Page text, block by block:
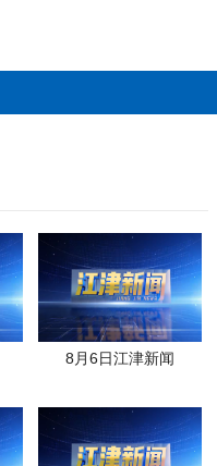
8月6日江津新闻